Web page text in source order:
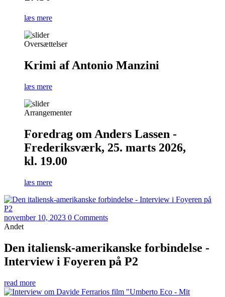
læs mere
Oversættelser
Krimi af Antonio Manzini
læs mere
Arrangementer
Foredrag om Anders Lassen -
Frederiksværk, 25. marts 2026,
kl. 19.00
læs mere
november 10, 2023 0 Comments
Andet
Den italiensk-amerikanske forbindelse -
Interview i Foyeren på P2
read more